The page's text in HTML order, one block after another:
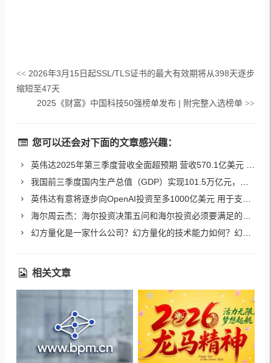
<<2026年3月15日起SSL/TLS证书的最大有效期将从398天逐步
缩短至47天
2025《财富》中国科技50强榜单发布 | 附完整入选榜单>>
您可以还会对下面的文章感兴趣：
英伟达2025年第三季度营收全面超预期 营收570.1亿美元 净利润319.1亿美元
我国前三季度国内生产总值（GDP）实现101.5万亿元，同比增长5.2%
英伟达有意将逐步向OpenAI投资至多1000亿美元 用于支持数据中心及相关基础设施建设
海尔周云杰：海尔投资决策五问和海尔投资必须要满足的三个条件
幻方量化是一家什么公司？幻方量化的技术能力如何？幻方量化与DeepSeek是什么关系？
相关文章